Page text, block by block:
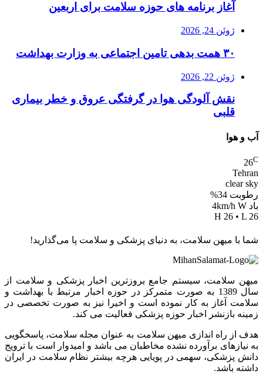
آغاز برنامه های حوزه سلامت برای اربعین
ژوئن 24, 2026
۳۰ همت بدهی تامین اجتماعی به وزارت بهداشت
ژوئن 22, 2026
نقش آلودگی هوا در گرفتگی عروق و خطر بیماری
قلبی
آب و هوا
26C
Tehran
clear sky
رطوبت 34%
باد 4km/h W
H 26 • L 26
شما با میهن سلامت، به دنیای پزشکی و سلامت پا می‌گذارید!
میهن سلامت، سیستم جامع بروزترین اخبار پزشکی و سلامت از
سال 1389 به صورت متمرکز در حوزه اخبار مرتبط با بهداشت و
سلامت آغاز به کار نموده است و اخیرا نیز به صورت تخصصی در
زمینه بازنشر اخبار حوزه پزشکی فعالیت می کند.
هدف از راه اندازی میهن سلامت به عنوان مجله سلامت، پاسخگویی
به نیازهای برآورده نشده مخاطبان می باشد و امیدوار است با ترویج
دانش پزشکی، سهمی در پویایی هرچه بیشتر نظام سلامت در ایران
داشته باشد.